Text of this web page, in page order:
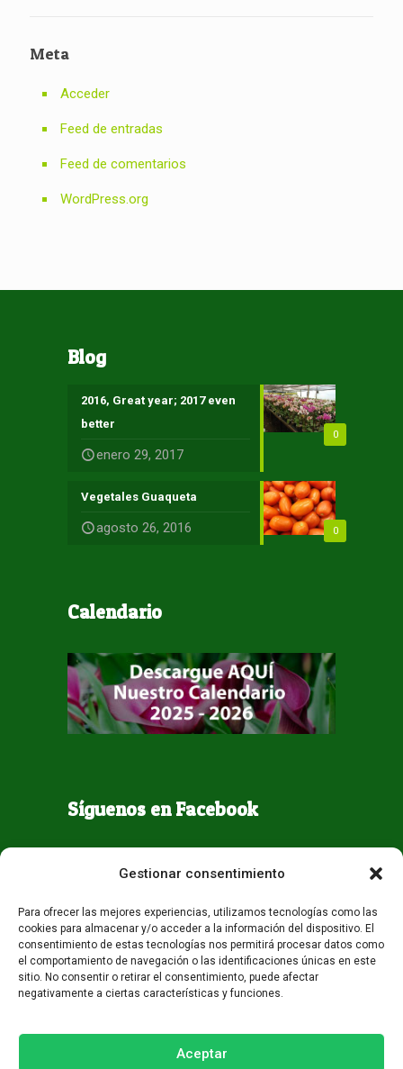
Gestionar consentimiento
Para ofrecer las mejores experiencias, utilizamos tecnologías como las
cookies para almacenar y/o acceder a la información del dispositivo. El
consentimiento de estas tecnologías nos permitirá procesar datos como
el comportamiento de navegación o las identificaciones únicas en este
sitio. No consentir o retirar el consentimiento, puede afectar
negativamente a ciertas características y funciones.
Aceptar
Meta
Acceder
Feed de entradas
Feed de comentarios
WordPress.org
Blog
0
2016, Great year; 2017 even
better
enero 29, 2017
0
Vegetales Guaqueta
agosto 26, 2016
Calendario
Síguenos en Facebook
Todos los derechos reservados - Guaqueta USA 2026